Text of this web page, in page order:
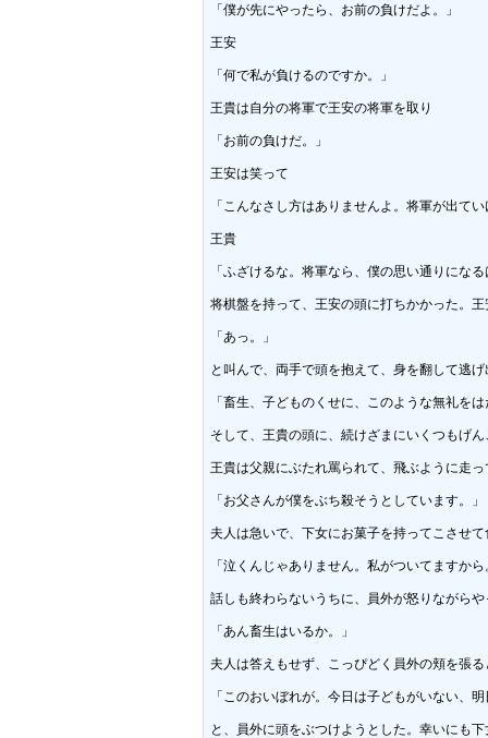
「僕が先にやったら、お前の負けだよ。」
王安
「何で私が負けるのですか。」
王貴は自分の将軍で王安の将軍を取り
「お前の負けだ。」
王安は笑って
「こんなさし方はありませんよ。将軍が出て
王貴
「ふざけるな。将軍なら、僕の思い通りにな
将棋盤を持って、王安の頭に打ちかかった。
「あっ。」
と叫んで、両手で頭を抱えて、身を翻して逃
「畜生、子どものくせに、このような無礼を
そして、王貴の頭に、続けざまにいくつもげ
王貴は父親にぶたれ罵られて、飛ぶように走
「お父さんが僕をぶち殺そうとしています。」
夫人は急いで、下女にお菓子を持ってこさせ
「泣くんじゃありません。私がついてますか
話しも終わらないうちに、員外が怒りながら
「あん畜生はいるか。」
夫人は答えもせず、こっぴどく員外の頬を張
「このおいぼれが。今日は子どもがいない、
と、員外に頭をぶつけようとした。幸いにも